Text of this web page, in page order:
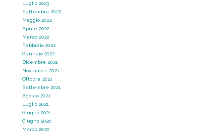
Luglio 2023
Settembre 2022
Maggio 2022
Aprile 2022
Marzo 2022
Febbraio 2022
Gennaio 2022
Dicembre 2021
Novembre 2021
Ottobre 2021
Settembre 2021
Agosto 2021
Luglio 2021
Giugno 2021
Giugno 2020
Marzo 2020